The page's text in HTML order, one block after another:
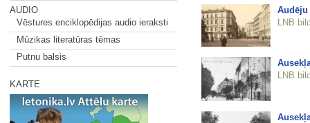
AUDIO
Vēstures enciklopēdijas audio ieraksti
Mūzikas literatūras tēmas
Putnu balsis
KARTE
Audēju
LNB
LNB